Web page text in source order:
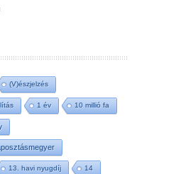
(V)észjelzés
1 év 10 millió fa
13. havi nyugdíj 14